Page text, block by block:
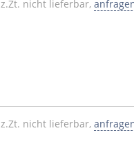
z.Zt. nicht lieferbar,
z.Zt. nicht lieferbar,